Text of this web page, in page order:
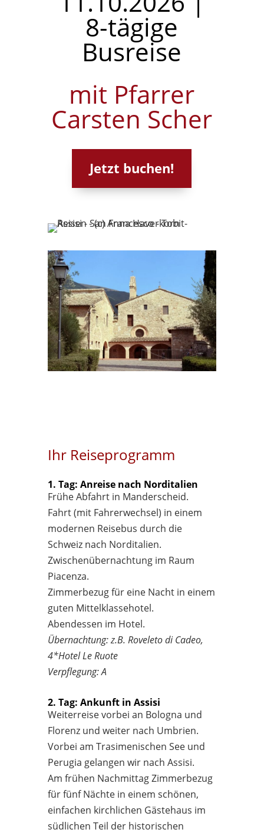
8-tägige
Busreise
mit Pfarrer
Carsten Scher
Jetzt buchen!
Ihr Reiseprogramm
1. Tag: Anreise nach Norditalien
Frühe Abfahrt in Manderscheid.
Fahrt (mit Fahrerwechsel) in einem
modernen Reisebus durch die
Schweiz nach Norditalien.
Zwischenübernachtung im Raum
Piacenza.
Zimmerbezug für eine Nacht in einem
guten Mittelklassehotel.
Abendessen im Hotel.
Übernachtung: z.B. Roveleto di Cadeo,
4*Hotel Le Ruote
Verpflegung: A
2. Tag: Ankunft in Assisi
Weiterreise vorbei an Bologna und
Florenz und weiter nach Umbrien.
Vorbei am Trasimenischen See und
Perugia gelangen wir nach Assisi.
Am frühen Nachmittag Zimmerbezug
für fünf Nächte in einem schönen,
einfachen kirchlichen Gästehaus im
südlichen Teil der historischen